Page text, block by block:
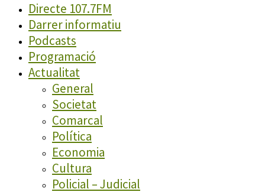
Directe 107.7FM
Darrer informatiu
Podcasts
Programació
Actualitat
General
Societat
Comarcal
Política
Economia
Cultura
Policial – Judicial